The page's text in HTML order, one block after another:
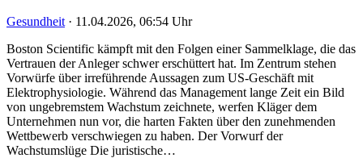
Gesundheit · 11.04.2026, 06:54 Uhr
Boston Scientific kämpft mit den Folgen einer Sammelklage, die das
Vertrauen der Anleger schwer erschüttert hat. Im Zentrum stehen
Vorwürfe über irreführende Aussagen zum US-Geschäft mit
Elektrophysiologie. Während das Management lange Zeit ein Bild
von ungebremstem Wachstum zeichnete, werfen Kläger dem
Unternehmen nun vor, die harten Fakten über den zunehmenden
Wettbewerb verschwiegen zu haben. Der Vorwurf der
Wachstumslüge Die juristische…